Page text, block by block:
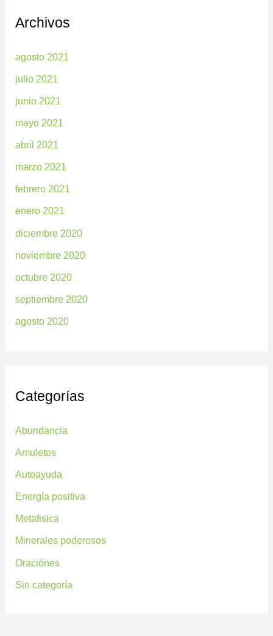
Archivos
agosto 2021
julio 2021
junio 2021
mayo 2021
abril 2021
marzo 2021
febrero 2021
enero 2021
diciembre 2020
noviembre 2020
octubre 2020
septiembre 2020
agosto 2020
Categorías
Abundancia
Amuletos
Autoayuda
Energía positiva
Metafisica
Minerales poderosos
Oraciónes
Sin categoría